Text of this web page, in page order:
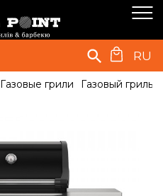
RU
Газовые грили Газовый гриль